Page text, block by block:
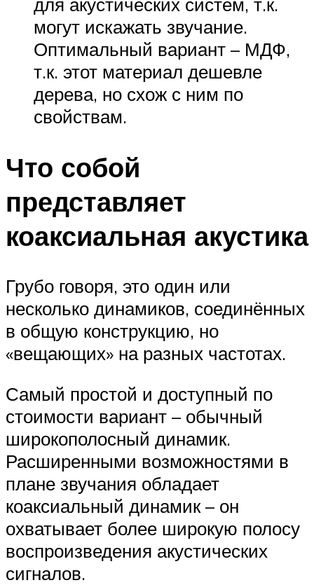
могут искажать звучание.
Оптимальный вариант – МДФ,
т.к. этот материал дешевле
дерева, но схож с ним по
свойствам.
Что собой
представляет
коаксиальная акустика
Грубо говоря, это один или
несколько динамиков, соединённых
в общую конструкцию, но
«вещающих» на разных частотах.
Самый простой и доступный по
стоимости вариант – обычный
широкополосный динамик.
Расширенными возможностями в
плане звучания обладает
коаксиальный динамик – он
охватывает более широкую полосу
воспроизведения акустических
сигналов.